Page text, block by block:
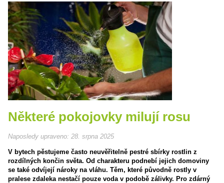
Některé pokojovky milují rosu
Naposledy upraveno: 28. srpna 2025
V bytech pěstujeme často neuvěřitelně pestré sbírky rostlin z
rozdílných končin světa. Od charakteru podnebí jejich domoviny
se také odvíjejí nároky na vláhu. Těm, které původně rostly v
pralese zdaleka nestačí pouze voda v podobě zálivky. Pro zdárný